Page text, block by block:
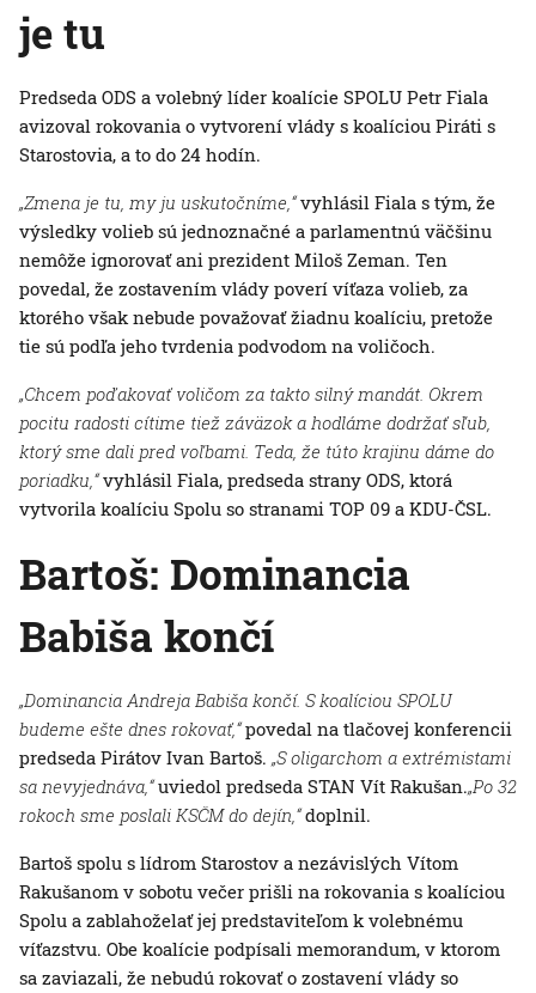
je tu
Predseda ODS a volebný líder koalície SPOLU Petr Fiala
avizoval rokovania o vytvorení vlády s koalíciou Piráti s
Starostovia, a to do 24 hodín.
„Zmena je tu, my ju uskutočníme,“vyhlásil Fiala s tým, že
výsledky volieb sú jednoznačné a parlamentnú väčšinu
nemôže ignorovať ani prezident Miloš Zeman. Ten
povedal, že zostavením vlády poverí víťaza volieb, za
ktorého však nebude považovať žiadnu koalíciu, pretože
tie sú podľa jeho tvrdenia podvodom na voličoch.
„Chcem poďakovať voličom za takto silný mandát. Okrem
pocitu radosti cítime tiež záväzok a hodláme dodržať sľub,
ktorý sme dali pred voľbami. Teda, že túto krajinu dáme do
poriadku,“vyhlásil Fiala, predseda strany ODS, ktorá
vytvorila koalíciu Spolu so stranami TOP 09 a KDU-ČSL.
Bartoš: Dominancia
Babiša končí
„Dominancia Andreja Babiša končí. S koalíciou SPOLU
budeme ešte dnes rokovať,“povedal na tlačovej konferencii
predseda Pirátov Ivan Bartoš. „S oligarchom a extrémistami
sa nevyjednáva,“uviedol predseda STAN Vít Rakušan.„Po 32
rokoch sme poslali KSČM do dejín,“doplnil.
Bartoš spolu s lídrom Starostov a nezávislých Vítom
Rakušanom v sobotu večer prišli na rokovania s koalíciou
Spolu a zablahoželať jej predstaviteľom k volebnému
víťazstvu. Obe koalície podpísali memorandum, v ktorom
sa zaviazali, že nebudú rokovať o zostavení vlády so